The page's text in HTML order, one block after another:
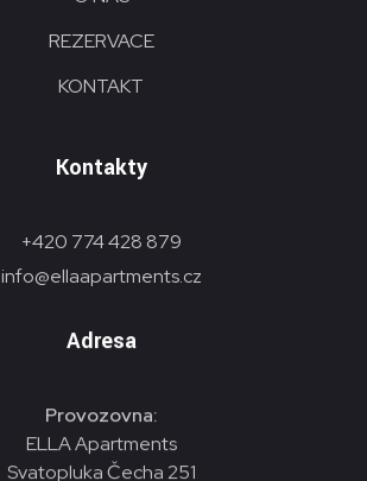
REZERVACE
KONTAKT
Kontakty
+420 774 428 879
info@ellaapartments.cz
Adresa
Provozovna:
ELLA Apartments
Svatopluka Čecha 251